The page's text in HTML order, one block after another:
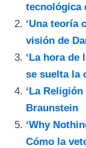
tecnológica
‘Una teoría
visión de
‘La hora de
se suelta la
‘La
Braunstein
‘Why
Cómo la